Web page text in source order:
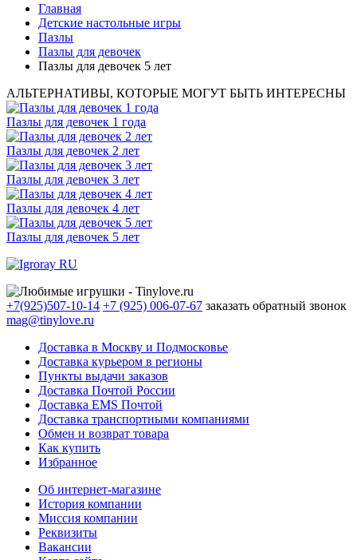
Главная
Детские настольные игры
Пазлы
Пазлы для девочек
Пазлы для девочек 5 лет
АЛЬТЕРНАТИВЫ, КОТОРЫЕ МОГУТ БЫТЬ ИНТЕРЕСНЫ
Пазлы для девочек 1 года
Пазлы для девочек 2 лет
Пазлы для девочек 3 лет
Пазлы для девочек 4 лет
Пазлы для девочек 5 лет
+7(925)507-10-14 +7 (925) 006-07-67 заказать обратный звонок
mag@tinylove.ru
Доставка в Москву и Подмосковье
Доставка курьером в регионы
Пункты выдачи заказов
Доставка Почтой России
Доставка EMS Почтой
Доставка транспортными компаниями
Обмен и возврат товара
Как купить
Избранное
Об интернет-магазине
История компании
Миссия компании
Реквизиты
Вакансии